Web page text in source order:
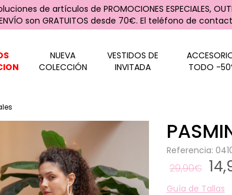
de artículos de PROMOCIONES ESPECIALES,
ENVÍO son GRATUITOS desde 70€. El teléfono de
NUEVA
COLECCIÓN
VESTIDOS DE
INVITADA
TODO -
Referencia:
29,90€
Guía de Tallas